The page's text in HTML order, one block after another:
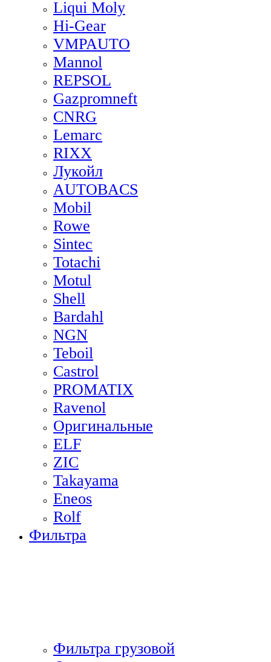
Liqui Moly
Hi-Gear
VMPAUTO
Mannol
REPSOL
Gazpromneft
CNRG
Lemarc
RIXX
Лукойл
AUTOBACS
Mobil
Rowe
Sintec
Totachi
Motul
Shell
Bardahl
NGN
Teboil
Castrol
PROMATIX
Ravenol
Оригинальные
ELF
ZIC
Takayama
Eneos
Rolf
Фильтра
Фильтра грузовой